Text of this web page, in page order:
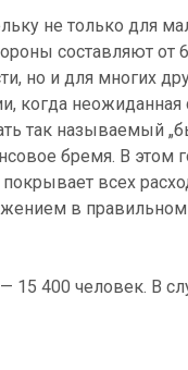
не только для
составляют от
но и для многих
когда
так называемый
бремя. В этом
всех
в
400 человек. В